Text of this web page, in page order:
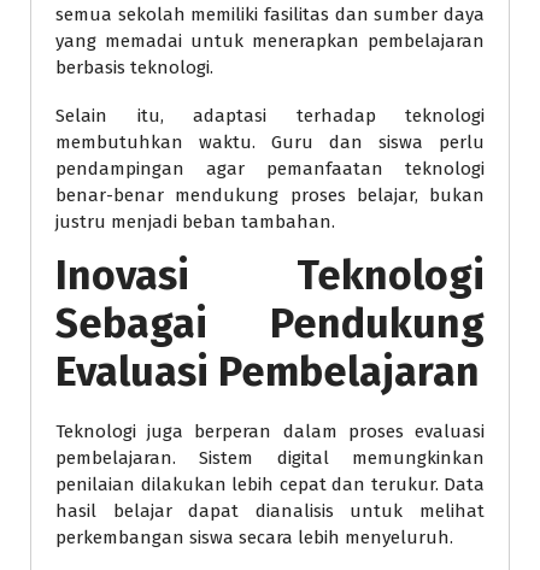
semua sekolah memiliki fasilitas dan sumber daya
yang memadai untuk menerapkan pembelajaran
berbasis teknologi.
Selain itu, adaptasi terhadap teknologi
membutuhkan waktu. Guru dan siswa perlu
pendampingan agar pemanfaatan teknologi
benar-benar mendukung proses belajar, bukan
justru menjadi beban tambahan.
Inovasi Teknologi
Sebagai Pendukung
Evaluasi Pembelajaran
Teknologi juga berperan dalam proses evaluasi
pembelajaran. Sistem digital memungkinkan
penilaian dilakukan lebih cepat dan terukur. Data
hasil belajar dapat dianalisis untuk melihat
perkembangan siswa secara lebih menyeluruh.